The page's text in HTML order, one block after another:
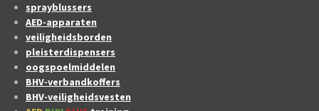
sprayblussers
AED-apparaten
veiligheidsborden
pleisterdispensers
oogspoelmiddelen
BHV-verbandkoffers
BHV-veiligheidsvesten